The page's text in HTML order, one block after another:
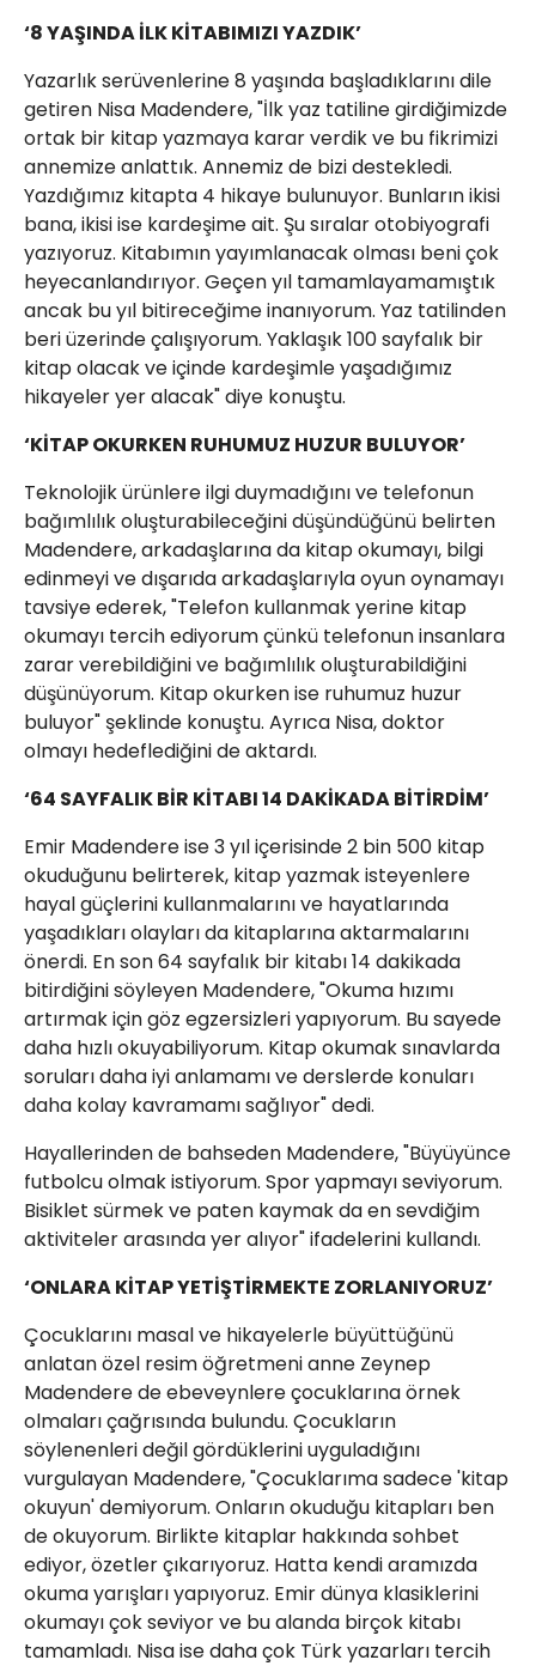
‘8 YAŞINDA İLK KİTABIMIZI YAZDIK’
Yazarlık serüvenlerine 8 yaşında başladıklarını dile
getiren Nisa Madendere, "İlk yaz tatiline girdiğimizde
ortak bir kitap yazmaya karar verdik ve bu fikrimizi
annemize anlattık. Annemiz de bizi destekledi.
Yazdığımız kitapta 4 hikaye bulunuyor. Bunların ikisi
bana, ikisi ise kardeşime ait. Şu sıralar otobiyografi
yazıyoruz. Kitabımın yayımlanacak olması beni çok
heyecanlandırıyor. Geçen yıl tamamlayamamıştık
ancak bu yıl bitireceğime inanıyorum. Yaz tatilinden
beri üzerinde çalışıyorum. Yaklaşık 100 sayfalık bir
kitap olacak ve içinde kardeşimle yaşadığımız
hikayeler yer alacak" diye konuştu.
‘KİTAP OKURKEN RUHUMUZ HUZUR BULUYOR’
Teknolojik ürünlere ilgi duymadığını ve telefonun
bağımlılık oluşturabileceğini düşündüğünü belirten
Madendere, arkadaşlarına da kitap okumayı, bilgi
edinmeyi ve dışarıda arkadaşlarıyla oyun oynamayı
tavsiye ederek, "Telefon kullanmak yerine kitap
okumayı tercih ediyorum çünkü telefonun insanlara
zarar verebildiğini ve bağımlılık oluşturabildiğini
düşünüyorum. Kitap okurken ise ruhumuz huzur
buluyor" şeklinde konuştu. Ayrıca Nisa, doktor
olmayı hedeflediğini de aktardı.
‘64 SAYFALIK BİR KİTABI 14 DAKİKADA BİTİRDİM’
Emir Madendere ise 3 yıl içerisinde 2 bin 500 kitap
okuduğunu belirterek, kitap yazmak isteyenlere
hayal güçlerini kullanmalarını ve hayatlarında
yaşadıkları olayları da kitaplarına aktarmalarını
önerdi. En son 64 sayfalık bir kitabı 14 dakikada
bitirdiğini söyleyen Madendere, "Okuma hızımı
artırmak için göz egzersizleri yapıyorum. Bu sayede
daha hızlı okuyabiliyorum. Kitap okumak sınavlarda
soruları daha iyi anlamamı ve derslerde konuları
daha kolay kavramamı sağlıyor" dedi.
Hayallerinden de bahseden Madendere, "Büyüyünce
futbolcu olmak istiyorum. Spor yapmayı seviyorum.
Bisiklet sürmek ve paten kaymak da en sevdiğim
aktiviteler arasında yer alıyor" ifadelerini kullandı.
‘ONLARA KİTAP YETİŞTİRMEKTE ZORLANIYORUZ’
Çocuklarını masal ve hikayelerle büyüttüğünü
anlatan özel resim öğretmeni anne Zeynep
Madendere de ebeveynlere çocuklarına örnek
olmaları çağrısında bulundu. Çocukların
söylenenleri değil gördüklerini uyguladığını
vurgulayan Madendere, "Çocuklarıma sadece 'kitap
okuyun' demiyorum. Onların okuduğu kitapları ben
de okuyorum. Birlikte kitaplar hakkında sohbet
ediyor, özetler çıkarıyoruz. Hatta kendi aramızda
okuma yarışları yapıyoruz. Emir dünya klasiklerini
okumayı çok seviyor ve bu alanda birçok kitabı
tamamladı. Nisa ise daha çok Türk yazarları tercih